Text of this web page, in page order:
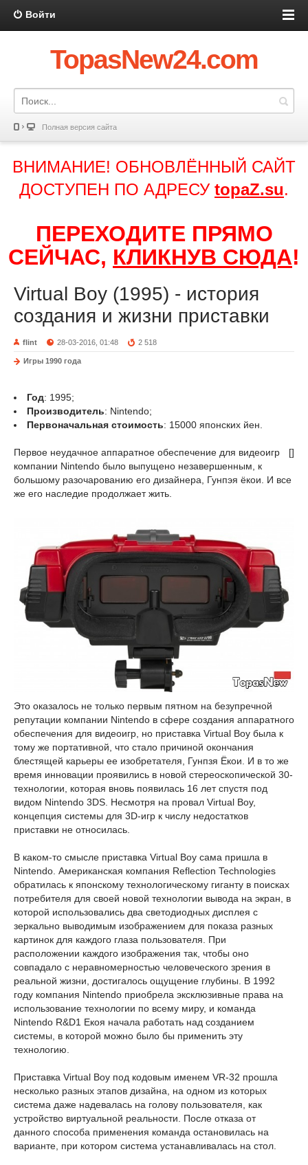
Войти
TopasNew24.com
Полная версия сайта
ВНИМАНИЕ! ОБНОВЛЁННЫЙ САЙТ
ДОСТУПЕН ПО АДРЕСУ topaZ.su.
ПЕРЕХОДИТЕ ПРЯМО
СЕЙЧАС, КЛИКНУВ СЮДА!
Virtual Boy (1995) - история
создания и жизни приставки
flint 28-03-2016, 01:48 2 518
Игры 1990 года
Год: 1995;
Производитель: Nintendo;
Первоначальная стоимость: 15000 японских йен.
[]
Первое неудачное аппаратное обеспечение для видеоигр
компании Nintendo было выпущено незавершенным, к
большому разочарованию его дизайнера, Гунпэя ёкои. И все
же его наследие продолжает жить.
Это оказалось не только первым пятном на безупречной
репутации компании Nintendo в сфере создания аппаратного
обеспечения для видеоигр, но приставка Virtual Boy была к
тому же портативной, что стало причиной окончания
блестящей карьеры ее изобретателя, Гунпзя Ёкои. И в то же
время инновации проявились в новой стереоскопической 30-
технологии, которая вновь появилась 16 лет спустя под
видом Nintendo 3DS. Несмотря на провал Virtual Boy,
концепция системы для 3D-игр к числу недостатков
приставки не относилась.
В каком-то смысле приставка Virtual Boy сама пришла в
Nintendo. Американская компания Reflection Technologies
обратилась к японскому технологическому гиганту в поисках
потребителя для своей новой технологии вывода на экран, в
которой использовались два светодиодных дисплея с
зеркально выводимым изображением для показа разных
картинок для каждого глаза пользователя. При
расположении каждого изображения так, чтобы оно
совпадало с неравномерностью человеческого зрения в
реальной жизни, достигалось ощущение глубины. В 1992
году компания Nintendo приобрела эксклюзивные права на
использование технологии по всему миру, и команда
Nintendo R&D1 Екоя начала работать над созданием
системы, в которой можно было бы применить эту
технологию.
Приставка Virtual Boy под кодовым именем VR-32 прошла
несколько разных этапов дизайна, на одном из которых
система даже надевалась на голову пользователя, как
устройство виртуальной реальности. После отказа от
данного способа применения команда остановилась на
варианте, при котором система устанавливалась на стол.